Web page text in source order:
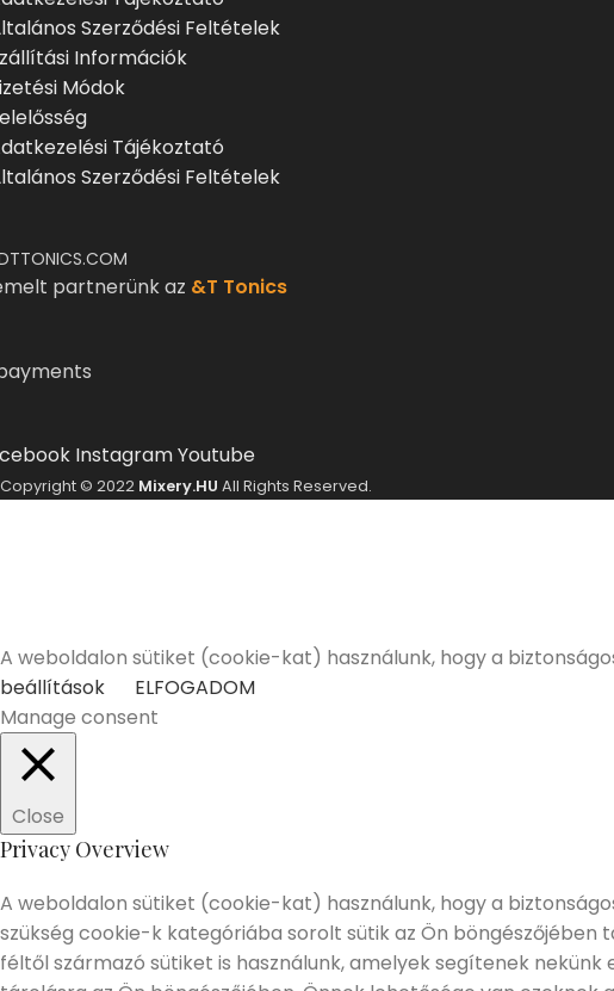
Szerződési Feltételek
Információk
Módok
Tájékoztató
Szerződési Feltételek
partnerünk az &T Tonics
InstagramYoutube
Copyright © 2022 Mixery.HU All Rights Reserved.
A weboldalon sütiket (cookie-kat) használunk, hogy a
beállítások
ELFOGADOM
Manage consent
Close
Privacy Overview
A weboldalon sütiket (cookie-kat) használunk, hogy a
szükség cookie-k kategóriába sorolt sütik az Ön
féltől származó sütiket is használunk, amelyek segítenek